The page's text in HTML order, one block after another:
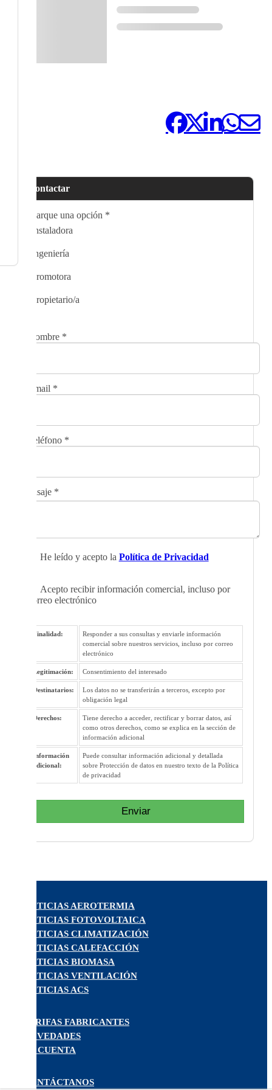
Contactar
Marque una opción *
Instaladora
Ingeniería
Promotora
Propietario/a
Nombre *
Email *
Teléfono *
Mensaje *
He leído y acepto la Política de Privacidad
Acepto recibir información comercial, incluso por
correo electrónico
Finalidad:
Responder a sus consultas y enviarle información
comercial sobre nuestros servicios, incluso por correo
electrónico
Legitimación: Consentimiento del interesado
Destinatarios:
Los datos no se transferirán a terceros, excepto por
obligación legal
Derechos:
Tiene derecho a acceder, rectificar y borrar datos, así
como otros derechos, como se explica en la sección de
información adicional
Información
adicional:
Puede consultar información adicional y detallada
sobre Protección de datos en nuestro texto de la Política
de privacidad
Enviar
NOTICIAS AEROTERMIA
NOTICIAS FOTOVOLTAICA
NOTICIAS CLIMATIZACIÓN
NOTICIAS CALEFACCIÓN
NOTICIAS BIOMASA
NOTICIAS VENTILACIÓN
NOTICIAS ACS
TARIFAS FABRICANTES
NOVEDADES
MI CUENTA
CONTÁCTANOS